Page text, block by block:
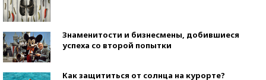
Знаменитости и бизнесмены, добившиеся
успеха со второй попытки
Как защититься от солнца на курорте?